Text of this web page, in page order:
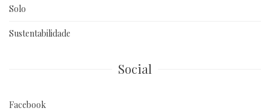
Solo
Sustentabilidade
Social
Facebook